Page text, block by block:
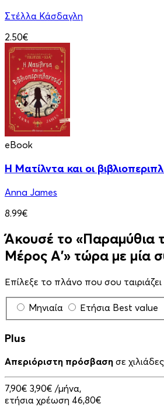
Στέλλα Κάσδαγλη
2.50€
eBook
Η Ματίλντα και οι
Anna James
8.99€
Άκουσέ το «Παραμύθια
Μέρος Α'» τώρα με μία
Επίλεξε το πλάνο που σου ταιριάζει
Μηνιαία Ετήσια Best value
Plus
Απεριόριστη πρόσβαση σε
7,90€ 3,90€ /μήνα,
ετήσια χρέωση 46,80€